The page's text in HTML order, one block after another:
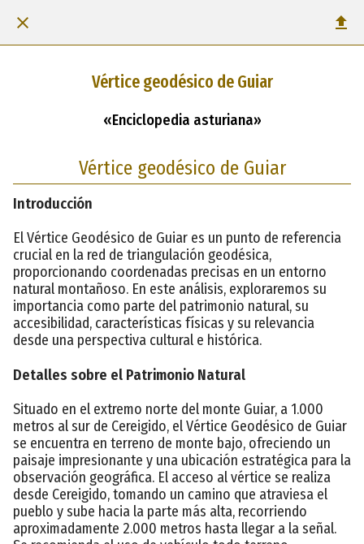
Vértice geodésico de Guiar
«Enciclopedia asturiana»
Vértice geodésico de Guiar
Introducción
El Vértice Geodésico de Guiar es un punto de referencia
crucial en la red de triangulación geodésica,
proporcionando coordenadas precisas en un entorno
natural montañoso. En este análisis, exploraremos su
importancia como parte del patrimonio natural, su
accesibilidad, características físicas y su relevancia
desde una perspectiva cultural e histórica.
Detalles sobre el Patrimonio Natural
Situado en el extremo norte del monte Guiar, a 1.000
metros al sur de Cereigido, el Vértice Geodésico de Guiar
se encuentra en terreno de monte bajo, ofreciendo un
paisaje impresionante y una ubicación estratégica para la
observación geográfica. El acceso al vértice se realiza
desde Cereigido, tomando un camino que atraviesa el
pueblo y sube hacia la parte más alta, recorriendo
aproximadamente 2.000 metros hasta llegar a la señal.